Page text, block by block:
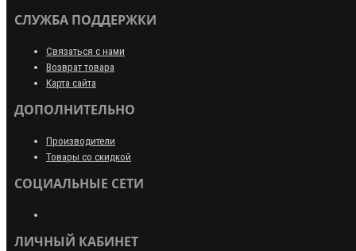
СЛУЖБА ПОДДЕРЖКИ
Связаться с нами
Возврат товара
Карта сайта
ДОПОЛНИТЕЛЬНО
Производители
Товары со скидкой
СОЦИАЛЬНЫЕ СЕТИ
ЛИЧНЫЙ КАБИНЕТ